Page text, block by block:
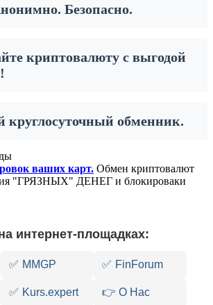
Безопасно.
криптовалюту с выгодой
обменник.
ваших карт. Обмен криптовалют
"ГРЯЗНЫХ" ДЕНЕГ и блокироваки
интернет-площадках:
✅ MMGP ✅ FinForum
✅ Kurs.expert
👉 О Нас